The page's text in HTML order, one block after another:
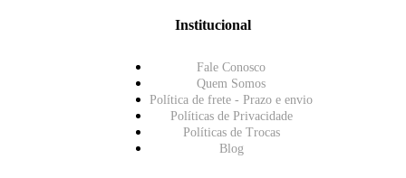
Institucional
Fale Conosco
Quem Somos
Política de frete - Prazo e envio
Políticas de Privacidade
Políticas de Trocas
Blog